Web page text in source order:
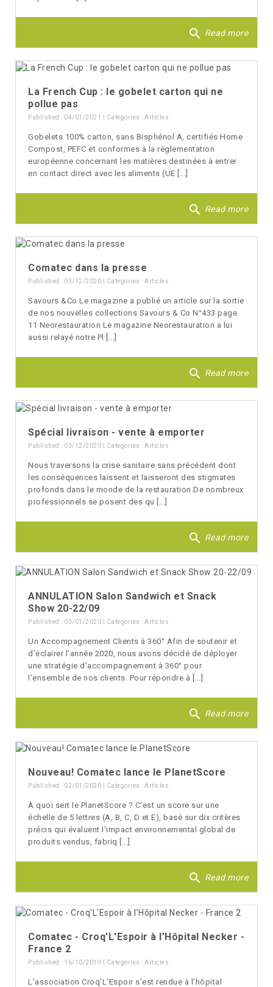
search Read more
La French Cup : le gobelet carton qui ne
pollue pas
Published : 04/01/2021 | Categories : Articles
Gobelets 100% carton, sans Bisphénol A, certifiés Home
Compost, PEFC et conformes à la règlementation
européenne concernant les matières destinées à entrer
en contact direct avec les aliments (UE [...]
search Read more
Comatec dans la presse
Published : 03/12/2020 | Categories : Articles
Savours &Co Le magazine a publié un article sur la sortie
de nos nouvelles collections Savours & Co N°433 page
11 Neorestauration Le magazine Neorestauration a lui
aussi relayé notre Pl [...]
search Read more
Spécial livraison - vente à emporter
Published : 03/12/2020 | Categories : Articles
Nous traversons la crise sanitaire sans précédent dont
les conséquences laissent et laisseront des stigmates
profonds dans le monde de la restauration.De nombreux
professionnels se posent des qu [...]
search Read more
ANNULATION Salon Sandwich et Snack
Show 20-22/09
Published : 03/01/2020 | Categories : Articles
Un Accompagnement Clients à 360° Afin de soutenir et
d’éclairer l’année 2020, nous avons décidé de déployer
une stratégie d’accompagnement à 360° pour
l’ensemble de nos clients. Pour répondre à [...]
search Read more
Nouveau! Comatec lance le PlanetScore
Published : 02/01/2020 | Categories : Articles
À quoi sert le PlanetScore ? C'est un score sur une
échelle de 5 lettres (A, B, C, D et E), basé sur dix critères
précis qui évaluent l'impact environnemental global de
produits vendus, fabriq [...]
search Read more
Comatec - Croq'L'Espoir à l’Hôpital Necker -
France 2
Published : 16/10/2019 | Categories : Articles
L'association Croq'L'Espoir s'est rendue à l'hôpital